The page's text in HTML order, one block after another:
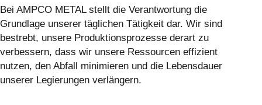
Bei AMPCO METAL stellt die Verantwortung die
Grundlage unserer täglichen Tätigkeit dar. Wir sind
bestrebt, unsere Produktionsprozesse derart zu
verbessern, dass wir unsere Ressourcen effizient
nutzen, den Abfall minimieren und die Lebensdauer
unserer Legierungen verlängern.